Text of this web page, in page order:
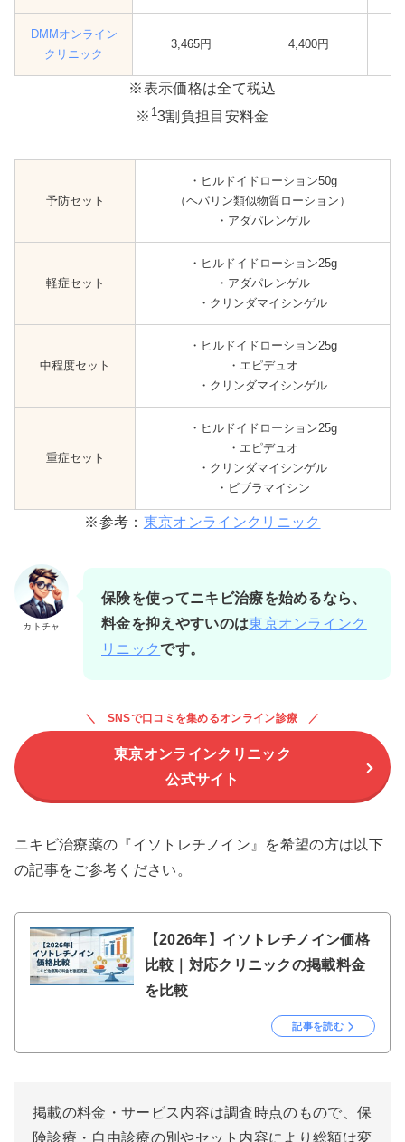
DMMオンライン
クリニック
3,465円 4,400円
※表示価格は全て税込
※ 13割負担目安料金
予防セット
・ヒルドイドローション50g
（ヘパリン類似物質ローション）
・アダパレンゲル
軽症セット
・ヒルドイドローション25g
・アダパレンゲル
・クリンダマイシンゲル
中程度セット
・ヒルドイドローション25g
・エピデュオ
・クリンダマイシンゲル
重症セット
・ヒルドイドローション25g
・エピデュオ
・クリンダマイシンゲル
・ビブラマイシン
※参考： 東京オンラインクリニック
カトチャ
保険を使ってニキビ治療を始めるなら、
料金を抑えやすいのは東京オンラインク
リニックです。
SNSで口コミを集めるオンライン診療
東京オンラインクリニック
公式サイト
ニキビ治療薬の『イソトレチノイン』を希望の方は以下
の記事をご参考ください。
【2026年】イソトレチノイン価格
比較｜対応クリニックの掲載料金
を比較
記事を読む
掲載の料金・サービス内容は調査時点のもので、保
険診療・自由診療の別やセット内容により総額は変